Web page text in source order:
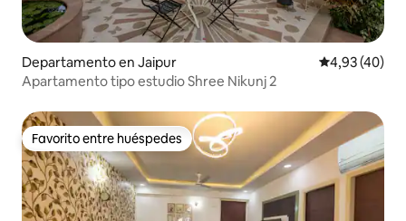
Departamento en Jaipur Calificación
4,93 (40)
Apartamento tipo estudio Shree Nikunj 2
Favorito entre huéspedes
Favorito entre huéspedes